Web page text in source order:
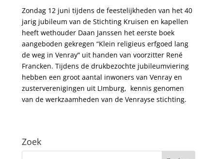
Zondag 12 juni tijdens de feestelijkheden van het 40
jarig jubileum van de Stichting Kruisen en kapellen
heeft wethouder Daan Janssen het eerste boek
aangeboden gekregen “Klein religieus erfgoed lang
de weg in Venray” uit handen van voorzitter René
Francken. Tijdens de drukbezochte jubileumviering
hebben een groot aantal inwoners van Venray en
zusterverenigingen uit LImburg, kennis genomen
van de werkzaamheden van de Venrayse stichting.
Zoek